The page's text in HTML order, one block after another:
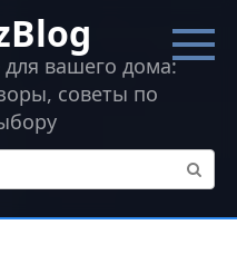
для вашего дома:
советы по